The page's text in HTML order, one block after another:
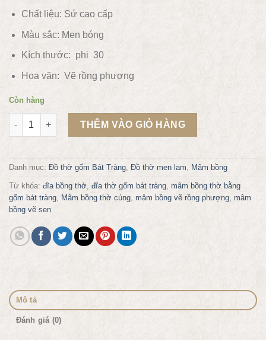
Chất liệu: Sứ cao cấp
Màu sắc: Men bóng
Kích thước: phi 30
Hoa văn: Vẽ rồng phượng
Còn hàng
Mâm bồng thờ vẽ rồng phượng phi 30 số lượng
THÊM VÀO GIỎ HÀNG
Danh mục: Đồ thờ gốm Bát Tràng, Đồ thờ men lam, Mâm bồng
Từ khóa: đĩa bồng thờ, đĩa thờ gốm bát tràng, mâm bồng thờ bằng
gốm bát tràng, Mâm bồng thờ cúng, mâm bồng vẽ rồng phượng, mâm
bồng vẽ sen
Mô tả
Đánh giá (0)